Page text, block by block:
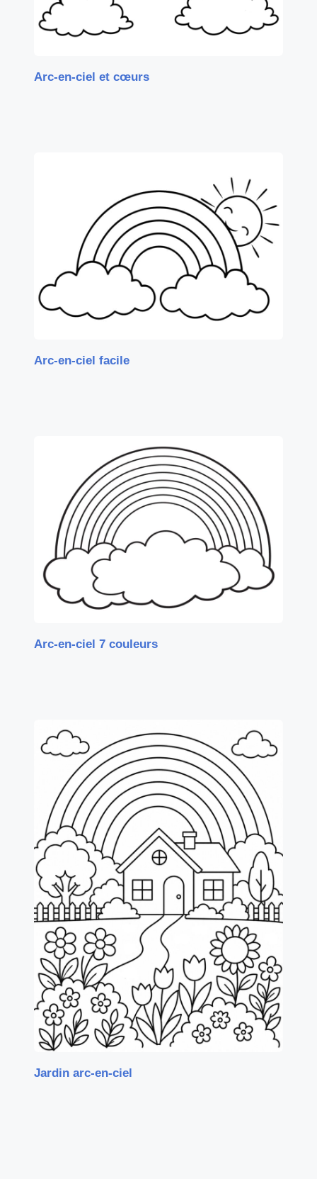
Arc-en-ciel et cœurs
Arc-en-ciel facile
Arc-en-ciel 7 couleurs
Jardin arc-en-ciel